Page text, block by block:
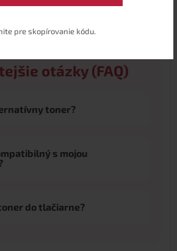
pre skopírovanie kódu.
otázky (FAQ)
toner?
s mojou
do tlačiarne?